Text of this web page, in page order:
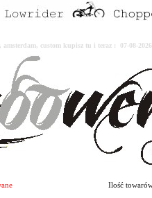
custom kupisz tu i teraz : 07-08-
Ilość